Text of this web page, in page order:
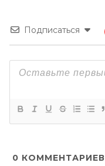
Подписаться
0 КОММЕНТАРИЕВ